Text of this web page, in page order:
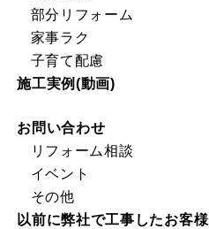
部分リフォーム
家事ラク
子育て配慮
施工実例(動画)
お問い合わせ
リフォーム相談
イベント
その他
以前に弊社で工事したお客様